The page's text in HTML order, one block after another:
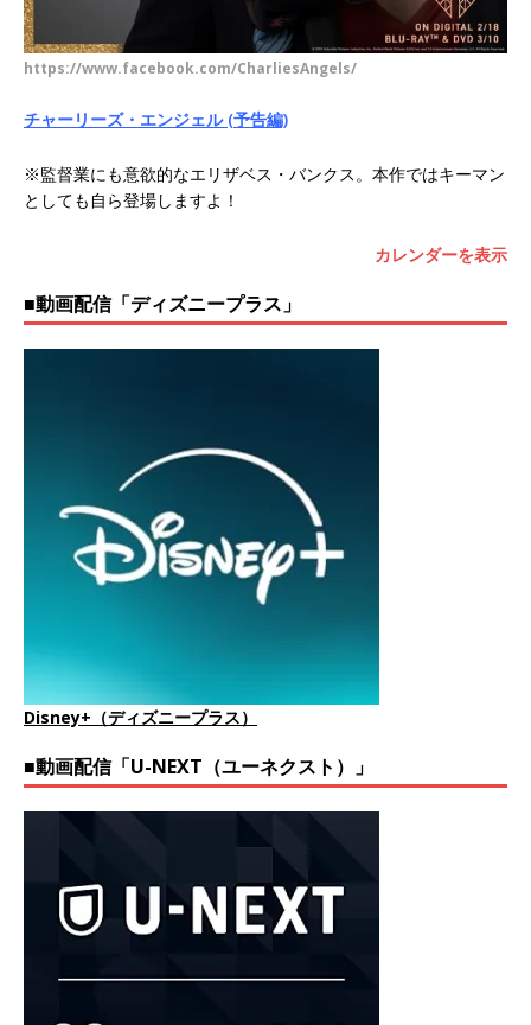
https://www.facebook.com/CharliesAngels/
チャーリーズ・エンジェル (予告編)
※監督業にも意欲的なエリザベス・バンクス。本作ではキーマン
としても自ら登場しますよ！
カレンダーを表示
■動画配信「ディズニープラス」
Disney+（ディズニープラス）
■動画配信「U-NEXT（ユーネクスト）」